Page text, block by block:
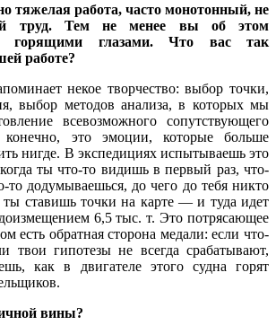
тяжелая работа, часто монотонный, не
труд. Тем не менее вы об этом
с горящими глазами. Что вас так
работе?
некое творчество: выбор точки,
выбор методов анализа, в которых мы
всевозможного сопутствующего
конечно, это эмоции, которые больше
нигде. В экспедициях испытываешь это
ты что-то видишь в первый раз, что-
то додумываешься, до чего до тебя никто
ты ставишь точки на карте — и туда идет
6,5 тыс. т. Это потрясающее
есть обратная сторона медали: если что-
твои гипотезы не всегда срабатывают,
как в двигателе этого судна горят
вины?